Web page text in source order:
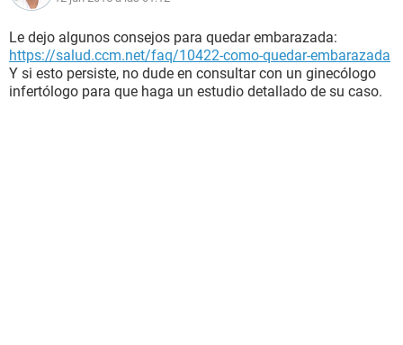
Le dejo algunos consejos para quedar embarazada:
https://salud.ccm.net/faq/10422-como-quedar-embarazada
Y si esto persiste, no dude en consultar con un ginecólogo
infertólogo para que haga un estudio detallado de su caso.